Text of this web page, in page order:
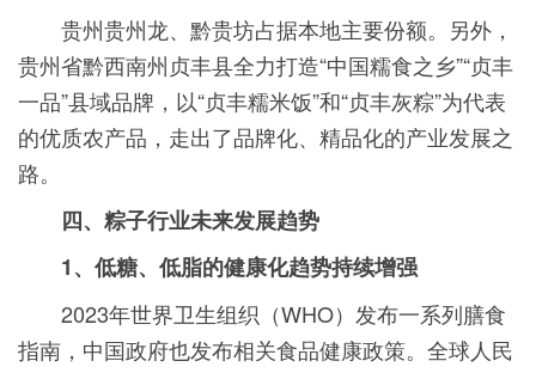
贵州贵州龙、黔贵坊占据本地主要份额。另外，
贵州省黔西南州贞丰县全力打造“中国糯食之乡”“贞丰
一品”县域品牌，以“贞丰糯米饭”和“贞丰灰粽”为代表
的优质农产品，走出了品牌化、精品化的产业发展之
路。
四、粽子行业未来发展趋势
1、低糖、低脂的健康化趋势持续增强
2023年世界卫生组织（WHO）发布一系列膳食
指南，中国政府也发布相关食品健康政策。全球人民